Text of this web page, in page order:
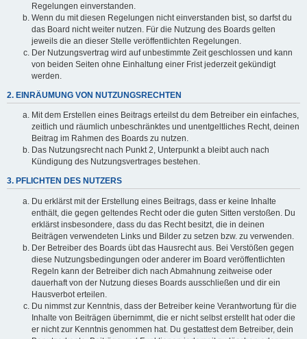
Regelungen einverstanden.
Wenn du mit diesen Regelungen nicht einverstanden bist, so darfst du
das Board nicht weiter nutzen. Für die Nutzung des Boards gelten
jeweils die an dieser Stelle veröffentlichten Regelungen.
Der Nutzungsvertrag wird auf unbestimmte Zeit geschlossen und kann
von beiden Seiten ohne Einhaltung einer Frist jederzeit gekündigt
werden.
2. EINRÄUMUNG VON NUTZUNGSRECHTEN
Mit dem Erstellen eines Beitrags erteilst du dem Betreiber ein einfaches,
zeitlich und räumlich unbeschränktes und unentgeltliches Recht, deinen
Beitrag im Rahmen des Boards zu nutzen.
Das Nutzungsrecht nach Punkt 2, Unterpunkt a bleibt auch nach
Kündigung des Nutzungsvertrages bestehen.
3. PFLICHTEN DES NUTZERS
Du erklärst mit der Erstellung eines Beitrags, dass er keine Inhalte
enthält, die gegen geltendes Recht oder die guten Sitten verstoßen. Du
erklärst insbesondere, dass du das Recht besitzt, die in deinen
Beiträgen verwendeten Links und Bilder zu setzen bzw. zu verwenden.
Der Betreiber des Boards übt das Hausrecht aus. Bei Verstößen gegen
diese Nutzungsbedingungen oder anderer im Board veröffentlichten
Regeln kann der Betreiber dich nach Abmahnung zeitweise oder
dauerhaft von der Nutzung dieses Boards ausschließen und dir ein
Hausverbot erteilen.
Du nimmst zur Kenntnis, dass der Betreiber keine Verantwortung für die
Inhalte von Beiträgen übernimmt, die er nicht selbst erstellt hat oder die
er nicht zur Kenntnis genommen hat. Du gestattest dem Betreiber, dein